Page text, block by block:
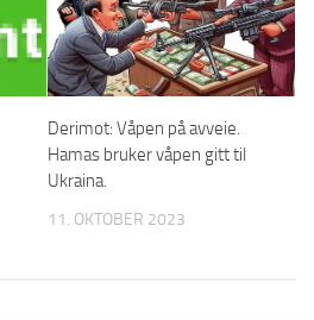
Derimot: Våpen på avveie.
Hamas bruker våpen gitt til
Ukraina.
11. OKTOBER 2023